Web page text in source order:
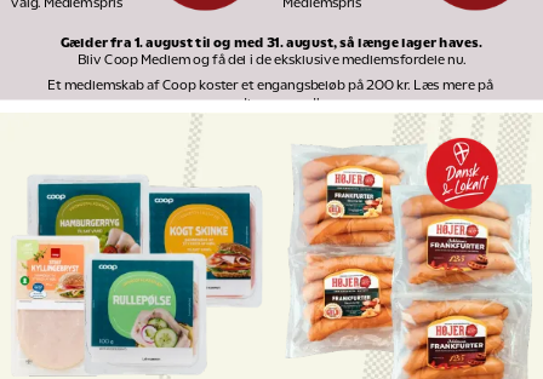
valg. Medlemspris
Medlemspris
Gælder fra 1. august til og med 31. august, så længe lager haves.
Bliv Coop Medlem og få del i de eksklusive medlemsfordele nu.
Et medlemskab af Coop koster et engangsbeløb på 200 kr. Læs mere på
medlem.coop.dk